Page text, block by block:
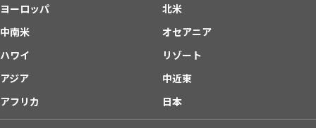
ヨーロッパ
北米
中南米
オセアニア
ハワイ
リゾート
アジア
中近東
アフリカ
日本